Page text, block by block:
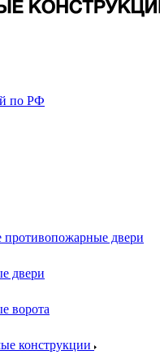
по РФ
противопожарные двери
двери
ворота
конструкции